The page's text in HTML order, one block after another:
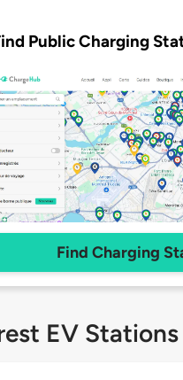
Public Charging
Find Charging
EV Stations